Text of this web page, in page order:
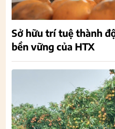
Sở hữu trí tuệ thành
bền vững của HTX